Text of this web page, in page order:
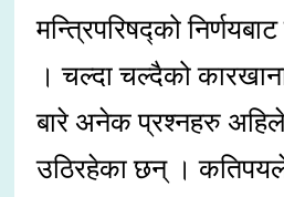
मन्त्रिपरिषद्को
। चल्दा चल्दैको
बारे अनेक प्रश्नहरु
उठिरहेका छन् ।